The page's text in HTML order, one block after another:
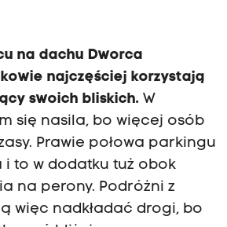
na dachu Dworca
najczęściej korzystają
swoich bliskich.W
się nasila, bo więcej osób
Prawie połowa parkingu
i to w dodatku tuż obok
na perony. Podróżni z
więc nadkładać drogi, bo